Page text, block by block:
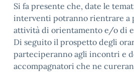
Si fa presente che, date le
interventi potranno rientrare a
attività di orientamento e/o di
Di seguito il prospetto degli
parteciperanno agli incontri e
accompagnatori che ne